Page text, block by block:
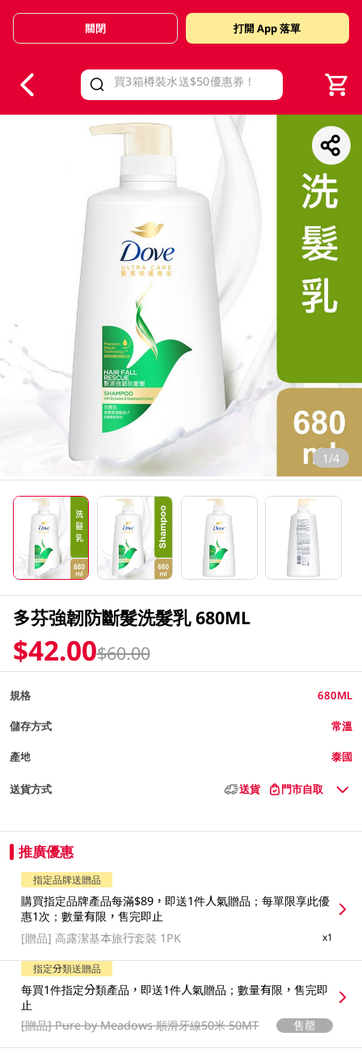
Valid Until 30 June 2026
關閉 打開 App 落單
1/4
多芬強韌防斷髮洗髮乳 680ML
$42.00$60.00
規格 680ML
儲存方式 常溫
產地 泰國
送貨方式 送貨 門市自取
推廣優惠
指定品牌送贈品
購買指定品牌產品每滿$89，即送1件人氣贈品；每單限享此優
惠1次；數量有限，售完即止
[贈品] 高露潔基本旅行套裝 1PK x1
指定分類送贈品
每買1件指定分類產品，即送1件人氣贈品；數量有限，售完即
止
[贈品]Pure by Meadows 順滑牙線50米 50MT 售罄